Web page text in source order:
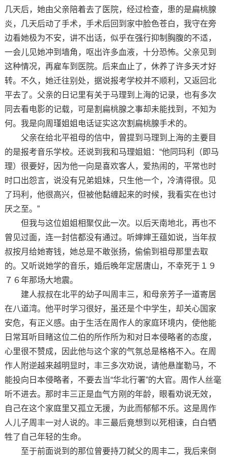
几天后，她由父亲陪着去了医院，经过检查，患的是扁桃腺
炎，几天后动了手术，手术后回到家中脸色苍白，我守在旁
边看她极为不安，讲不出话，似乎在强行抑制胸腹的不适，
一会儿见她冲到墙角，呕出许多血液，十分恐怖。父亲见到
这种情况，再雇车到医院。后来血止了，休养了许多天才好
转。不久，她迁往别处，据说报考学校并不顺利，又返回北
平去了。父亲的日记里有关于马理到上海的记录，也有多次
同去看电影的记载，可是割扁桃腺之事却未能找到，不知为
何。我是向周瑾姐姐电话证实这次割扁桃腺手术的。
父亲在给北平祖母的信中，曾提到马理到上海的主要目
的是报考音乐学校。还说到我和马理姐姐：“他同玛利（即马
理）很要好，因为他一向是喜欢客人，爱热闹的，平常也时
时口出怨言，说没有兄弟姐妹，只生他一个，冷清得很。见
了玛利，他很高兴，但被他黏缠起来的时候，我看实在也讨
厌之至。”
但我与这位姐姐相聚仅此一次。以后天南地北，再也不
曾见过面，连一封信都没有通过。听婶婶王蕴如说，当年叔
叔按月给她寄钱，她总是不敢张扬，偷偷到祖母那里去取
的。又听说她学的音乐，婚后晚年定居唐山，不幸死于１９
７６年那场大地震。
建人叔叔在北平的幼子叫周丰三，和母亲芳子一道寄居
在八道湾。他平时学习很好，虽还是个中学生，却关心国家
安危，有正义感。由于生活在周作人的家庭环境内，使他能
日常耳听目睹这位二伯的所作所为和对日本侵略者的态度，
心里很不赞成，因此他与这个家的气氛总是格格不入。在周
作人附逆越来越明显时，丰三多次劝说，请他悬崖勒马，不
能投向日本侵略者，不要去当“华北行署”的大官。周作人丝毫
听不进去。那时丰三正是血气方刚的年龄，眼看劝说无效，
自己在这个家庭里又孤立无援，为此而郁郁不乐。这是周作
人儿子周丰一对人说的。丰三最后竟想到以死相谏，白白牺
牲了自己年轻的生命。
至于前面说到的那位曾要持刀弑父的周丰二，我后来倒